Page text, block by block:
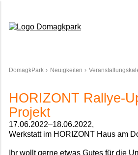
DomagkPark Neuigkeiten
HORIZONT Rallye-
Projekt
17.06.2022–18.06.2022,
Werkstatt im HORIZONT Haus am
Ihr wollt gerne etwas Gutes für die